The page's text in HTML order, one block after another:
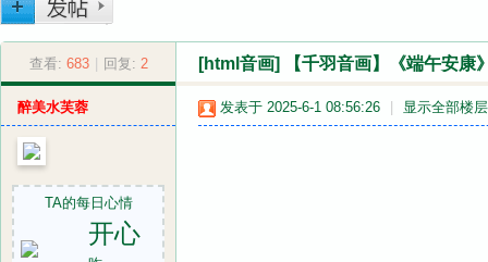
›
查看: 683 回复: 2 [html音画] 【千羽音画】《端午安康
醉美水芙蓉
TA的每日心情
开心
发表于 2025-6-1 08:56:26 显示全部楼层